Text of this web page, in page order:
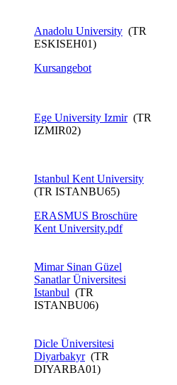
Anadolu University (TR
ESKISEH01)
Kursangebot​
Ege University Izmir(TR
IZMIR02)
Istanbul Kent University​
(TR ISTANBU65)
ERASMUS Broschüre
Kent ​University.pdf
Mimar Sinan Güzel
Sanatlar Üniversitesi
Istanbul (TR
ISTANBU06)
Dicle Üniversitesi
Diyarbakyr(TR
DIYARBA01)